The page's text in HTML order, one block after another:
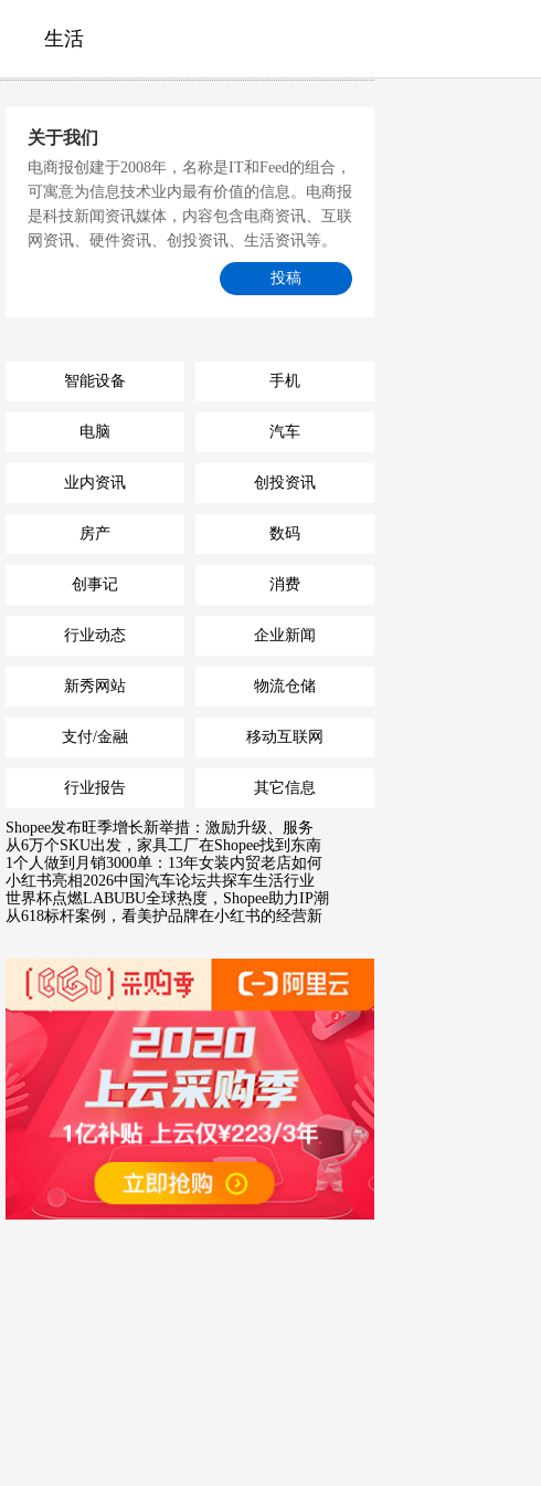
生活
关于我们
电商报创建于2008年，名称是IT和Feed的组合，
可寓意为信息技术业内最有价值的信息。电商报
是科技新闻资讯媒体，内容包含电商资讯、互联
网资讯、硬件资讯、创投资讯、生活资讯等。
投稿
智能设备 手机
电脑 汽车
业内资讯 创投资讯
房产 数码
创事记 消费
行业动态 企业新闻
新秀网站 物流仓储
支付/金融 移动互联网
行业报告 其它信息
Shopee发布旺季增长新举措：激励升级、服务
从6万个SKU出发，家具工厂在Shopee找到东南
1个人做到月销3000单：13年女装内贸老店如何
小红书亮相2026中国汽车论坛共探车生活行业
世界杯点燃LABUBU全球热度，Shopee助力IP潮
从618标杆案例，看美护品牌在小红书的经营新